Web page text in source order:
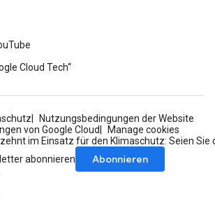
Cloud Tech“
Nutzungsbedingungen der Website
von Google Cloud
Manage cookies
im Einsatz für den Klimaschutz: Seien Sie
abonnieren
Abonnieren